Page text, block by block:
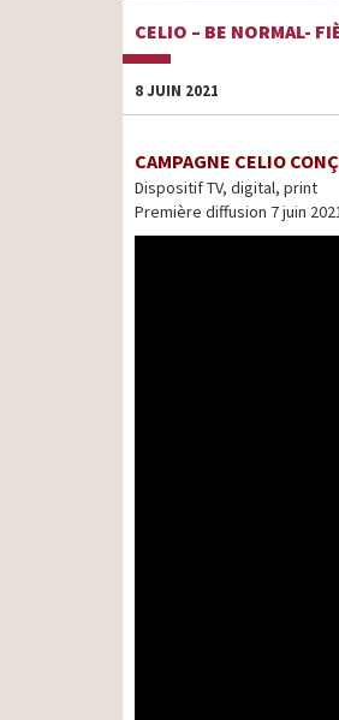
CELIO – BE NORMAL-
8 JUIN 2021
CAMPAGNE CELIO
Dispositif TV, digital, print
Première diffusion 7 juin